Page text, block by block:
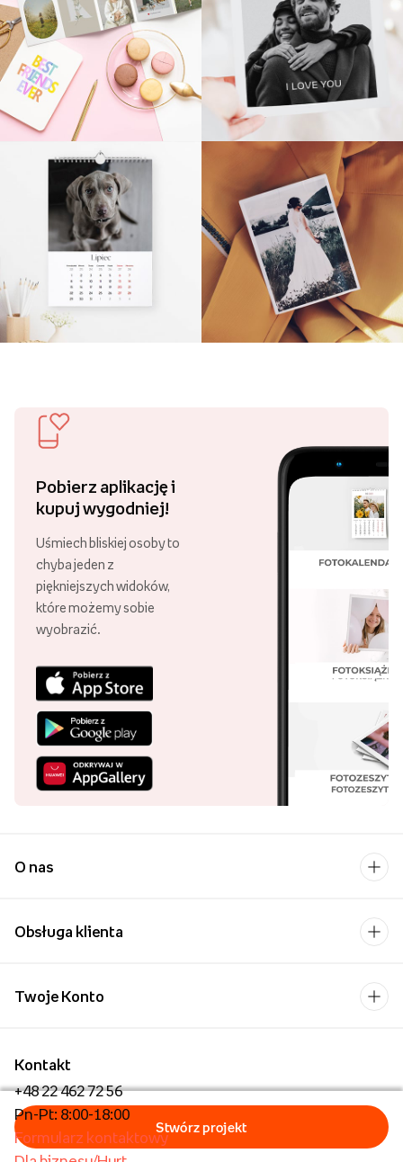
Pobierz aplikację i
kupuj wygodniej!
Uśmiech bliskiej osoby to
chyba jeden z
piękniejszych widoków,
które możemy sobie
wyobrazić.
O nas
Obsługa klienta
Kontakt
+48 22 462 72 56
Pn-Pt: 8:00-18:00
Formularz kontaktowy
Twoje Konto